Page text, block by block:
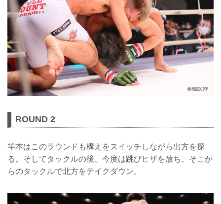
ROUND 2
竿本はこのラウンドも構えをスイッチしながら出方を探
る。そしてタックルの後、今度は跳びヒザを放ち、そこか
らのタックルで北方をテイクダウン。